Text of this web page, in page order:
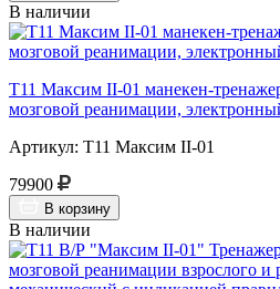
В наличии
Т11 Максим II-01 манекен-
мозговой реанимации,
Артикул: Т11 Максим II-01
79900
В корзину
В наличии